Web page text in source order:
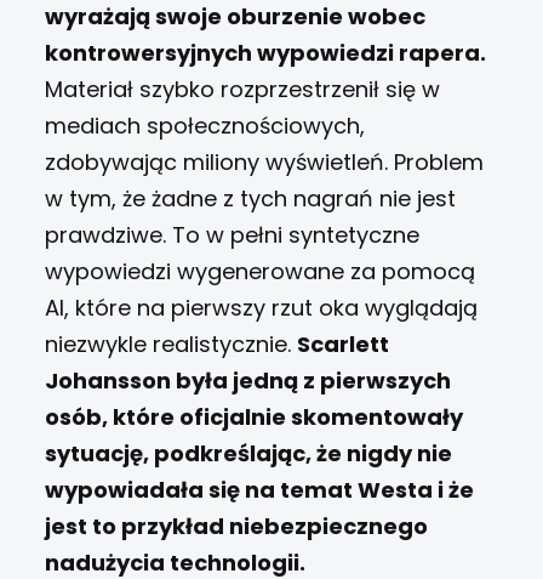
wyrażają swoje oburzenie wobec
kontrowersyjnych wypowiedzi rapera.
Materiał szybko rozprzestrzenił się w
mediach społecznościowych,
zdobywając miliony wyświetleń. Problem
w tym, że żadne z tych nagrań nie jest
prawdziwe. To w pełni syntetyczne
wypowiedzi wygenerowane za pomocą
AI, które na pierwszy rzut oka wyglądają
niezwykle realistycznie. Scarlett
Johansson była jedną z pierwszych
osób, które oficjalnie skomentowały
sytuację, podkreślając, że nigdy nie
wypowiadała się na temat Westa i że
jest to przykład niebezpiecznego
nadużycia technologii.